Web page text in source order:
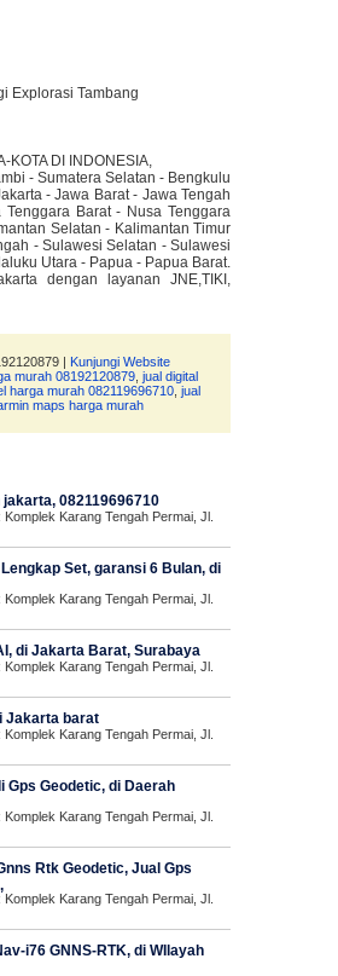
Explorasi Tambang
KOTA DI INDONESIA,
- Sumatera Selatan - Bengkulu
- Jawa Barat - Jawa Tengah
Barat - Nusa Tenggara
Selatan - Kalimantan Timur
- Sulawesi Selatan - Sulawesi
Utara - Papua - Papua Barat.
dengan layanan JNE,TIKI,
| Kunjungi Website
murah 08192120879 jual digital
harga murah 082119696710 jual
maps harga murah
082119696710
Karang Tengah Permai, Jl.
Set, garansi 6 Bulan, di
Karang Tengah Permai, Jl.
di Jakarta Barat, Surabaya
Karang Tengah Permai, Jl.
Jakarta barat
Karang Tengah Permai, Jl.
Gps Geodetic, di Daerah
Karang Tengah Permai, Jl.
Rtk Geodetic, Jual Gps
Karang Tengah Permai, Jl.
i76 GNNS-RTK, di WIlayah